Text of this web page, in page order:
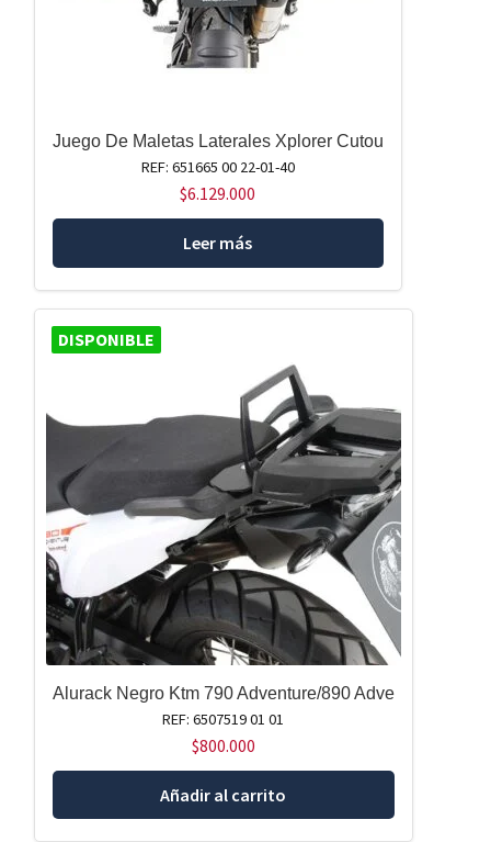
Juego De Maletas Laterales Xplorer Cutou
REF: 651665 00 22-01-40
$6.129.000
Leer más
DISPONIBLE
Alurack Negro Ktm 790 Adventure/890 Adve
REF: 6507519 01 01
$800.000
Añadir al carrito